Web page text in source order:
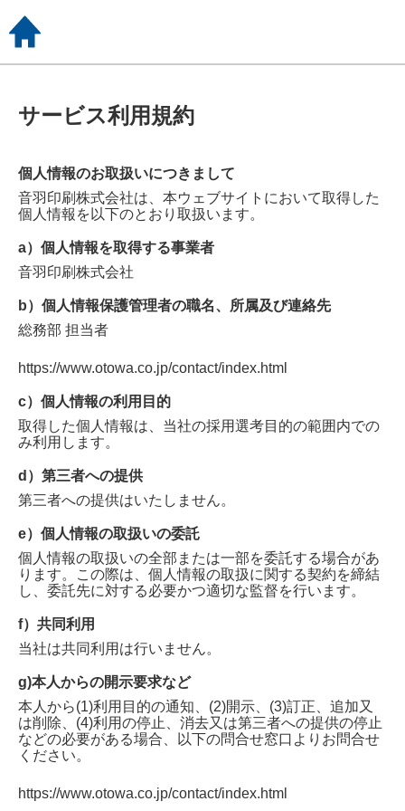
サービス利用規約
個人情報のお取扱いにつきまして
音羽印刷株式会社は、本ウェブサイトにおいて取得した
個人情報を以下のとおり取扱います。
a）個人情報を取得する事業者
音羽印刷株式会社
b）個人情報保護管理者の職名、所属及び連絡先
総務部 担当者
https://www.otowa.co.jp/contact/index.html
c）個人情報の利用目的
取得した個人情報は、当社の採用選考目的の範囲内での
み利用します。
d）第三者への提供
第三者への提供はいたしません。
e）個人情報の取扱いの委託
個人情報の取扱いの全部または一部を委託する場合があ
ります。この際は、個人情報の取扱に関する契約を締結
し、委託先に対する必要かつ適切な監督を行います。
f）共同利用
当社は共同利用は行いません。
g)本人からの開示要求など
本人から(1)利用目的の通知、(2)開示、(3)訂正、追加又
は削除、(4)利用の停止、消去又は第三者への提供の停止
などの必要がある場合、以下の問合せ窓口よりお問合せ
ください。
https://www.otowa.co.jp/contact/index.html